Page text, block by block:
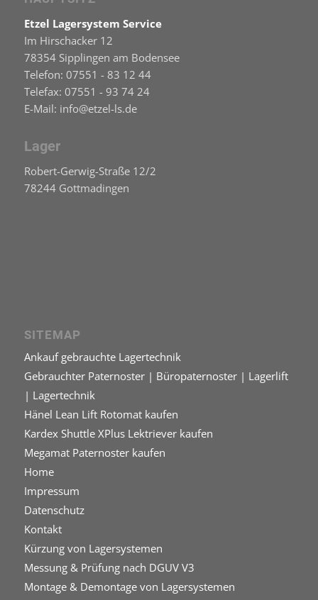
Etzel Lagersystem Service
Im Hirschacker 12
78354 Sipplingen am Bodensee
Telefon: 07551 - 83 12 44
Telefax: 07551 - 93 74 24
E-Mail: info@etzel-ls.de
Lager
Robert-Gerwig-Straße 12/2
78244 Gottmadingen
SITEMAP
Ankauf gebrauchte Lagertechnik
Gebrauchter Paternoster | Büropaternoster | Lagerlift
| Lagertechnik
Hänel Lean Lift Rotomat kaufen
Kardex Shuttle XPlus Lektriever kaufen
Megamat Paternoster kaufen
Home
Impressum
Datenschutz
Kontakt
Kürzung von Lagersystemen
Messung & Prüfung nach DGUV V3
Montage & Demontage von Lagersystemen